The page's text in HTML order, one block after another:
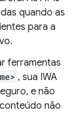
quando as
para a
ferramentas
, sua IWA
e não
não